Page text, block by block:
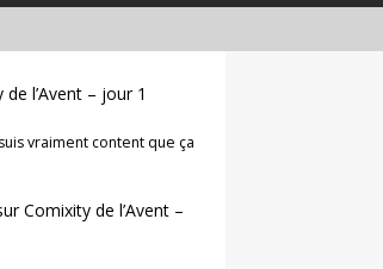
de l’Avent – jour 1
vraiment content que ça
Comixity de l’Avent –